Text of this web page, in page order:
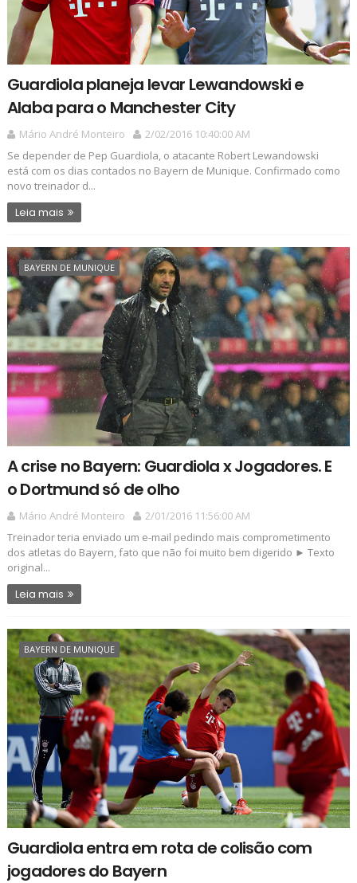
Guardiola planeja levar Lewandowski e
Alaba para o Manchester City
Mário André Monteiro
2/02/2016 10:40:00 AM
Se depender de Pep Guardiola, o atacante Robert Lewandowski
está com os dias contados no Bayern de Munique. Confirmado como
novo treinador d...
Leia mais
BAYERN DE MUNIQUE
A crise no Bayern: Guardiola x Jogadores. E
o Dortmund só de olho
Mário André Monteiro
2/01/2016 11:56:00 AM
Treinador teria enviado um e-mail pedindo mais comprometimento
dos atletas do Bayern, fato que não foi muito bem digerido ► Texto
original...
Leia mais
BAYERN DE MUNIQUE
Guardiola entra em rota de colisão com
jogadores do Bayern